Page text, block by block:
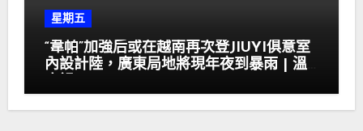
星期五
“韋帕”加強后或在越南再次登JIUYI俱意室
內設計陸，廣東局地將現年夜到暴雨 | 溫